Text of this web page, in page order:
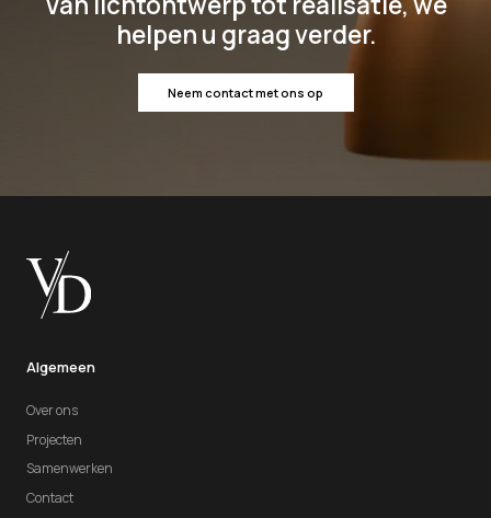
helpen u graag verder.
Neem contact met ons op
Algemeen
Over ons
Projecten
Samenwerken
Contact